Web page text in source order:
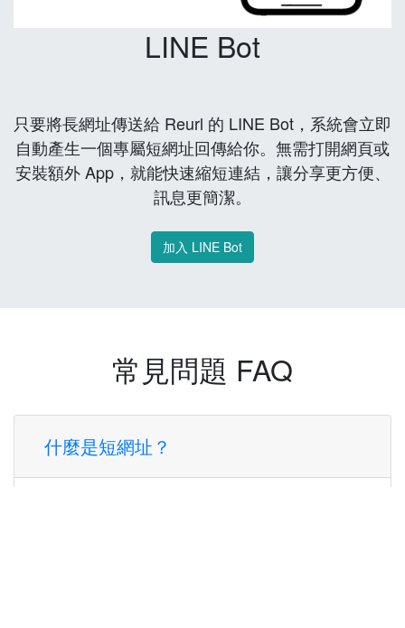
LINE Bot
只要將長網址傳送給 Reurl 的 LINE Bot，系統會立即
自動產生一個專屬短網址回傳給你。無需打開網頁或
安裝額外 App，就能快速縮短連結，讓分享更方便、
訊息更簡潔。
加入 LINE Bot
常見問題 FAQ
什麼是短網址？